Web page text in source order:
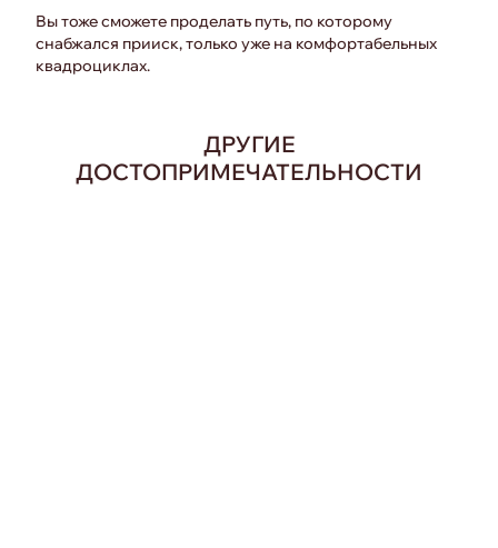
Вы тоже сможете проделать путь, по которому
снабжался прииск, только уже на комфортабельных
квадроциклах.
ДРУГИЕ
ДОСТОПРИМЕЧАТЕЛЬНОСТИ